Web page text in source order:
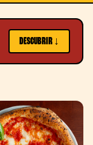
DESCUBRIR ↓